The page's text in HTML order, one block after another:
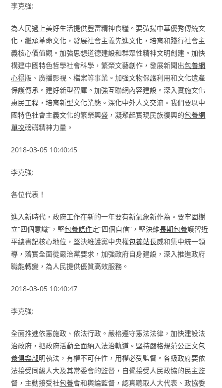
李克強:
為人民過上美好生活提供豐富精神食糧。要弘揚中華優秀傳統文
化，繼承革命文化，發展社會主義先進文化，培育和踐行社會主
義核心價值觀。加強思想道德建設和群眾性精神文明創建。加快
構建中國特色哲學社會科學，繁榮文藝創作，發展新聞出包養網
心得版、廣播影視、檔案等事業。加強文物保護利用和文化遺產
保護傳承。建好新型智庫。加強互聯網內容建設。深入實施文化
惠民工程，培育新型文化業態。深化中外人文交流。我們要以中
國特色社會主義文化的繁榮興盛，凝聚起實現民族復興的包養網
單次磅礴精神力量。
2018-03-05 10:40:45
李克強:
各位代表！
進入新時代，政府工作在新的一年要有新氣象新作為。要牢固樹
立“四個意識”，堅包養條件定“四個自信”，堅決維長期包養護習近
平總書記核心地位，堅決維護黨中央權包養站長威和集中統一領
導，落實全面從嚴治黨要求，加強政府自身建設，深入推進政府
職能轉變，為人民提供優質高效服務。
2018-03-05 10:40:47
李克強:
全面推進依憲施政、依法行政。嚴格遵守憲法法律，加快建設法
治政府，把政府活動全面納入法治軌道。堅持嚴格規范公正文包
養俱樂部明執法，有權不可任性，用權必受監督。各級政府要依
法接受同級人大及其常委會的監督，自覺接受人民政協的民主監
督，主動接受社包養會和輿論監督，認真聽取人大代表、政協委